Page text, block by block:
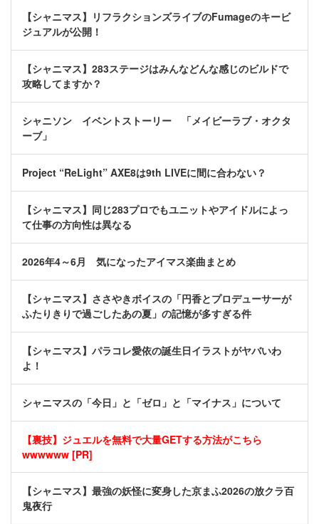
【シャニマス】リフラクションズライブのFumageのキービ
ジュアルが公開！
【シャニマス】283ステージはみんなどんな感じのビルドで
攻略してますか？
シャニソン イベントストーリー 「メイビーラブ・オクタ
ーブ」
Project “ReLight” AXE8は9th LIVEに間に合わない？
【シャニマス】同じ283プロでもユニットやアイドルによっ
て仕事の方向性は異なる
2026年4～6月 気になったアイマス楽曲まとめ
【シャニマス】ささやきボイスの「円香とプロデューサーが
ふたりきりで過ごしたあの夏」の記憶が多すぎる件
【シャニマス】パラコレ愛依の誕生日イラストがヤバいわ
よ！
シャニマスの「今日」と「ゼロ」と「マイナス」について
【裏技】ジュエルを無料で大量GETする方法がこちら
wwwwww [PR]
【シャニマス】最強の妖怪に変身した京まふ2026の放クラ百
鬼夜行